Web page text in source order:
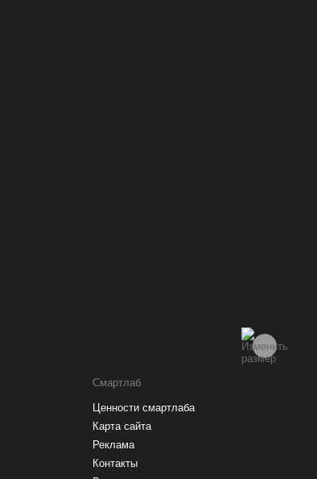
Смартлаб
Ценности смартлаба
Карта сайта
Реклама
Контакты